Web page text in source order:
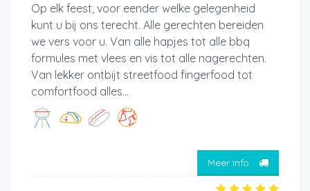
Op elk feest, voor eender welke gelegenheid
kunt u bij ons terecht. Alle gerechten bereiden
we vers voor u. Van alle hapjes tot alle bbq
formules met vlees en vis tot alle nagerechten.
Van lekker ontbijt streetfood fingerfood tot
comfortfood alles...
Meer info